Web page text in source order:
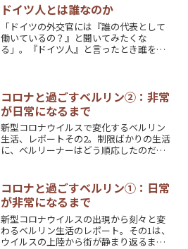
ドイツ人とは誰なのか
「ドイツの外交官には『誰の代表として
働いているの？』と聞いてみたくな
る」。『ドイツ人』と言ったとき誰を意
コロナと過ごすベルリン②：非常
が日常になるまで
新型コロナウイルスで変化するベルリン
生活、レポートその2。制限ばかりの生活
に、ベルリーナーはどう順応したのだろ
コロナと過ごすベルリン①：日常
が非常になるまで
新型コロナウイルスの出現から刻々と変
わるベルリン生活のレポート。その1は、
ウイルスの上陸から街が静まり返るま